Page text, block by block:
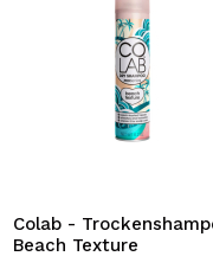
Colab -
Beach Texture